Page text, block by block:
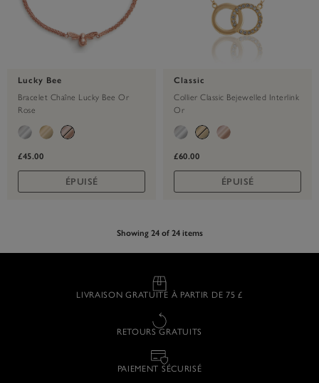
Lucky Bee
Bracelet Chaîne Lucky Bee Or
Rose
£45.00
ÉPUISÉ
Classic
Collier Classic Bejewelled Interlink
Or
£60.00
ÉPUISÉ
Showing 24 of 24 items
LIVRAISON GRATUITE À PARTIR DE 75 £
RETOURS GRATUITS
PAIEMENT SÉCURISÉ